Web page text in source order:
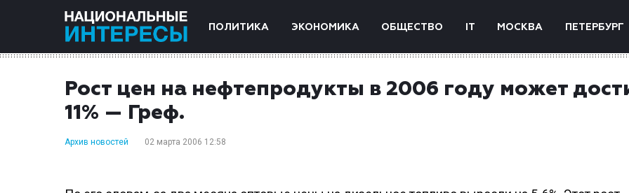
ПОЛИТИКА ЭКОНОМИКА ОБЩЕСТВО IT МОСКВА ПЕТЕРБУРГ
Рост цен на нефтепродукты в 2006 году может
11% — Греф.
Архив новостей 02 марта 2006 12:58